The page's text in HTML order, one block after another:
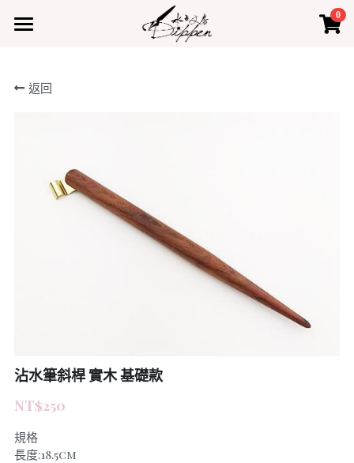
0
產品
登錄
返回
沾水筆斜桿 實木 基礎款
NT$250
規格
長度:18.5cm
×
商品分類
所有商品分類
×
部落格分類
所有博客分類